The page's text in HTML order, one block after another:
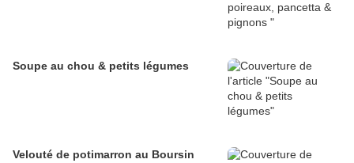
Soupe au chou & petits légumes
Velouté de potimarron au Boursin